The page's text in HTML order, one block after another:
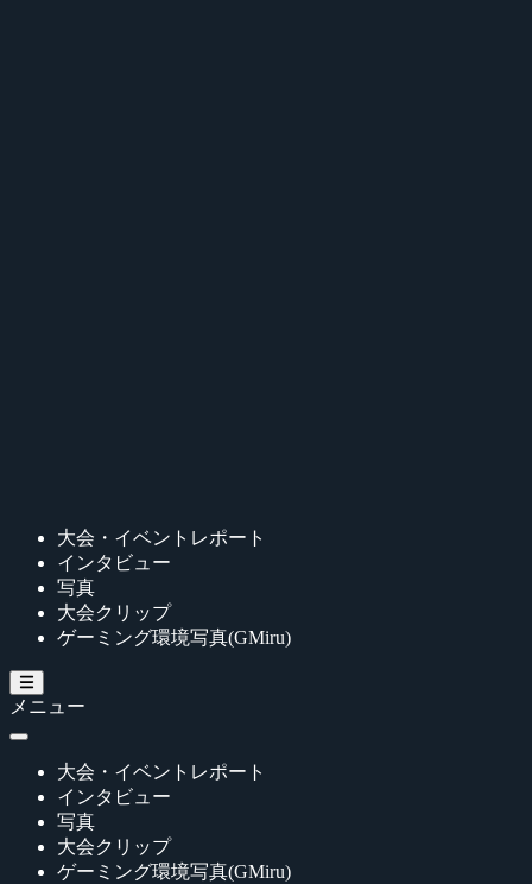
大会・イベントレポート
インタビュー
写真
大会クリップ
ゲーミング環境写真(GMiru)
メニュー
大会・イベントレポート
インタビュー
写真
大会クリップ
ゲーミング環境写真(GMiru)